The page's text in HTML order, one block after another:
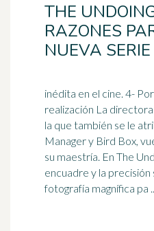
THE
RAZONES
NUEVA
inédita en el cine. 4- Por su magnífica
realización La
la que también se le
Manager y Bird Box,
su maestría. En The Undoing, su sentido del
encuadre y la precisión
fotografía magnífica pa